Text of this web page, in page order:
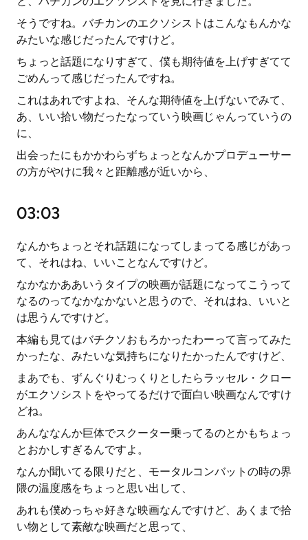
そうですね。バチカンのエクソシストはこんなもんかな
みたいな感じだったんですけど。
ちょっと話題になりすぎて、僕も期待値を上げすぎてて
ごめんって感じだったんですね。
これはあれですよね、そんな期待値を上げないでみて、
あ、いい拾い物だったなっていう映画じゃんっていうの
に、
出会ったにもかかわらずちょっとなんかプロデューサー
の方がやけに我々と距離感が近いから、
03:03
なんかちょっとそれ話題になってしまってる感じがあっ
て、それはね、いいことなんですけど。
なかなかああいうタイプの映画が話題になってこうって
なるのってなかなかないと思うので、それはね、いいと
は思うんですけど。
本編も見てはバチクソおもろかったわーって言ってみた
かったな、みたいな気持ちになりたかったんですけど、
まあでも、ずんぐりむっくりとしたらラッセル・クロー
がエクソシストをやってるだけで面白い映画なんですけ
どね。
あんななんか巨体でスクーター乗ってるのとかもちょっ
とおかしすぎるんですよ。
なんか聞いてる限りだと、モータルコンバットの時の界
隈の温度感をちょっと思い出して、
あれも僕めっちゃ好きな映画なんですけど、あくまで拾
い物として素敵な映画だと思って、